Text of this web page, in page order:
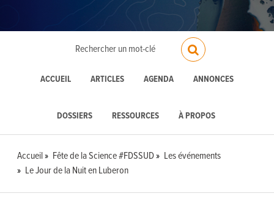
ACCUEIL ARTICLES AGENDA ANNONCES
DOSSIERS RESSOURCES À PROPOS
Accueil Fête de la Science #FDSSUD
Les événements
Le Jour de la Nuit en Luberon